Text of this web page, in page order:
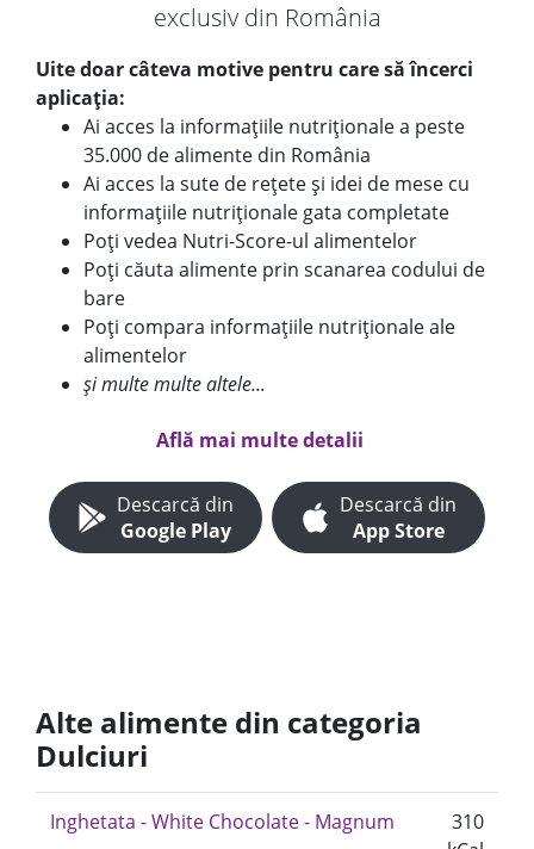
exclusiv din România
Uite doar câteva motive pentru care să încerci
aplicația:
Ai acces la informațiile nutriționale a peste
35.000 de alimente din România
Ai acces la sute de rețete și idei de mese cu
informațiile nutriționale gata completate
Poți vedea Nutri-Score-ul alimentelor
Poți căuta alimente prin scanarea codului de
bare
Poți compara informațiile nutriționale ale
alimentelor
și multe multe altele...
Află mai multe detalii
Descarcă din
Google Play
Descarcă din
App Store
Alte alimente din categoria
Dulciuri
Inghetata - White Chocolate - Magnum
310